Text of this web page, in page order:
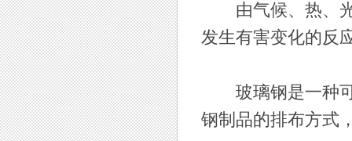
由气候、热、光
发生有害变化的反
玻璃钢是一种可
钢制品的排布方式